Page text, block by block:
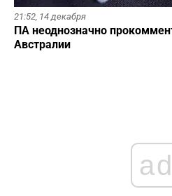
21:52, 14 декабря
ПА неоднозначно
Австралии
ad